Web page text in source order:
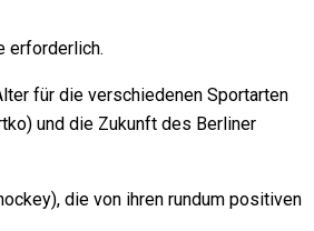
erforderlich.
für die verschiedenen Sportarten
und die Zukunft des Berliner
die von ihren rundum positiven